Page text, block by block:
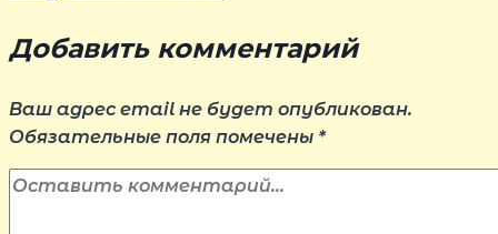
Добавить комментарий
Ваш адрес email не будет опубликован.
Обязательные поля помечены *